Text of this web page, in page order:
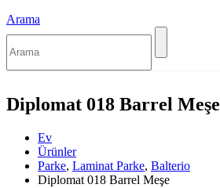
Arama
Diplomat 018 Barrel Meşe
Ev
Ürünler
Parke, Laminat Parke, Balterio
Diplomat 018 Barrel Meşe